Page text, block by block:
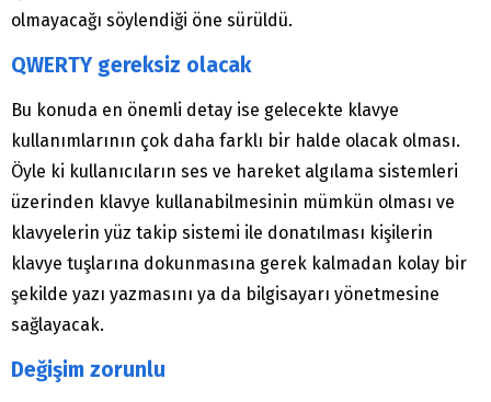
olmayacağı söylendiği öne sürüldü.
QWERTY gereksiz olacak
Bu konuda en önemli detay ise gelecekte klavye
kullanımlarının çok daha farklı bir halde olacak olması.
Öyle ki kullanıcıların ses ve hareket algılama sistemleri
üzerinden klavye kullanabilmesinin mümkün olması ve
klavyelerin yüz takip sistemi ile donatılması kişilerin
klavye tuşlarına dokunmasına gerek kalmadan kolay bir
şekilde yazı yazmasını ya da bilgisayarı yönetmesine
sağlayacak.
Değişim zorunlu